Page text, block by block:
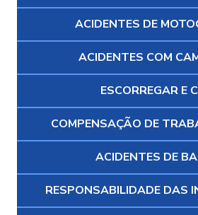
ACIDENTES DE
ACIDENTES COM
ESCORREGAR E
COMPENSAÇÃO DE
ACIDENTES DE
RESPONSABILIDADE DAS